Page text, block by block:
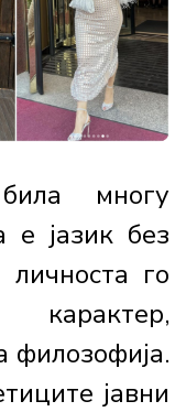
многу
е јазик без
го
карактер,
филозофија.
јавни